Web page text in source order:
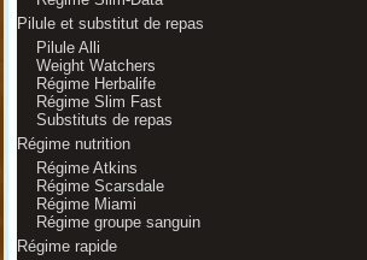
Pilule et substitut de repas
Pilule Alli
Weight Watchers
Régime Herbalife
Régime Slim Fast
Substituts de repas
Régime nutrition
Régime Atkins
Régime Scarsdale
Régime Miami
Régime groupe sanguin
Régime rapide